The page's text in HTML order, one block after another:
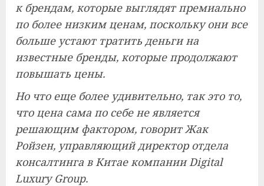
к брендам, которые выглядят премиально
по более низким ценам, поскольку они все
больше устают тратить деньги на
известные бренды, которые продолжают
повышать цены.
Но что еще более удивительно, так это то,
что цена сама по себе не является
решающим фактором, говорит Жак
Ройзен, управляющий директор отдела
консалтинга в Китае компании Digital
Luxury Group.